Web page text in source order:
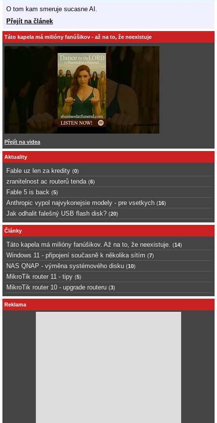
O tom kam smeruje sucasne AI.
Přejít na článek
Táto kapela má milióny fanúšikov - až na to, že neexistuje
Přejít na videa
Aktuality
Fable uz len za kredity (0)
zranitelnost ac routerů tenda (6)
Fable 5 is back (5)
Anthropic vypol najvykonejsie modely - pre vsetkych (16)
Jak odhalit falešný USB flash disk? (20)
Články
Táto kapela má milióny fanúšikov. Až na to, že neexistuje. (14)
Windows 11 - připojení současně k několika sítím (7)
NAS QNAP - výměna systémového disku (10)
MikroTik router 11 - tipy (5)
MikroTik router 10 - upgrade routeru (3)
Reklama